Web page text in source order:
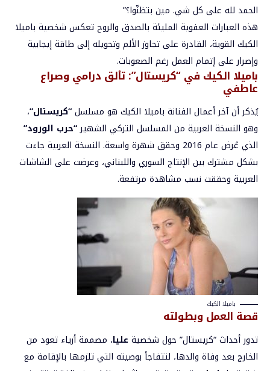
الحمد لله على كل شي. مين بتظنّوا؟”
هذه العبارات العفوية المليئة بالصدق والروح تعكس شخصية باميلا
الكيك القوية، القادرة على تجاوز الألم وتحويله إلى طاقة إيجابية
وإصرار على إتمام العمل رغم الصعوبات.
باميلا الكيك في “كريستال”: تألق درامي وصراع
عاطفي
يُذكر أن آخر أعمال الفنانة باميلا الكيك هو مسلسل“كريستال”،
وهو النسخة العربية من المسلسل التركي الشهير“حرب الورود”
الذي عُرض عام 2016 وحقق شهرة واسعة. النسخة العربية جاءت
بشكل مشترك بين الإنتاج السوري واللبناني، وعرضت على الشاشات
العربية وحققت نسب مشاهدة مرتفعة.
باميلا الكيك
قصة العمل وبطولته
تدور أحداث “كريستال” حول شخصية عليا، مصممة أزياء تعود من
الخارج بعد وفاة والدها، لتتفاجأ بوصيته التي تلزمها بالإقامة مع